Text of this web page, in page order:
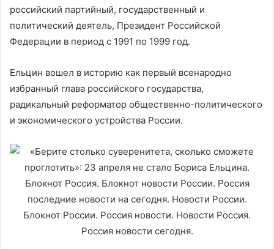
российский партийный, государственный и
политический деятель, Президент Российской
Федерации в период с 1991 по 1999 год.
Ельцин вошел в историю как первый всенародно
избранный глава российского государства,
радикальный реформатор общественно-политического
и экономического устройства России.